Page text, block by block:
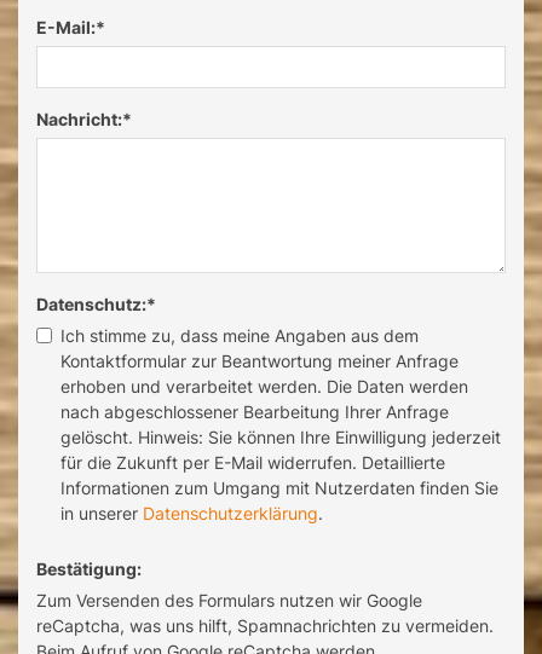
E-Mail:*
Nachricht:*
Datenschutz:*
Ich stimme zu, dass meine Angaben aus dem
Kontaktformular zur Beantwortung meiner Anfrage
erhoben und verarbeitet werden. Die Daten werden
nach abgeschlossener Bearbeitung Ihrer Anfrage
gelöscht. Hinweis: Sie können Ihre Einwilligung jederzeit
für die Zukunft per E-Mail widerrufen. Detaillierte
Informationen zum Umgang mit Nutzerdaten finden Sie
in unserer Datenschutzerklärung.
Bestätigung:
Zum Versenden des Formulars nutzen wir Google
reCaptcha, was uns hilft, Spamnachrichten zu vermeiden.